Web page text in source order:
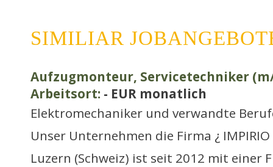
SIMILIAR
Aufzugmonteur, Servicetechniker
Arbeitsort: - EUR monatlich
Elektromechaniker und verwandte
Unser Unternehmen die Firma ¿
Luzern (Schweiz) ist seit 2012 mit einer